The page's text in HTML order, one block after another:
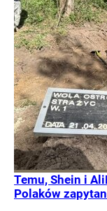
Temu, Shein i
Polaków